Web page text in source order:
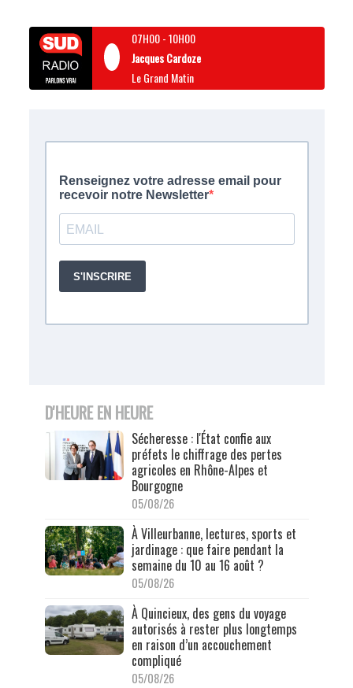
07H00-10H00
Jacques Cardoze
Le Grand Matin
D'HEURE EN HEURE
Sécheresse : l'État confie aux
préfets le chiffrage des pertes
agricoles en Rhône-Alpes et
Bourgogne
05/08/26
À Villeurbanne, lectures, sports et
jardinage : que faire pendant la
semaine du 10 au 16 août ?
05/08/26
À Quincieux, des gens du voyage
autorisés à rester plus longtemps
en raison d’un accouchement
compliqué
05/08/26